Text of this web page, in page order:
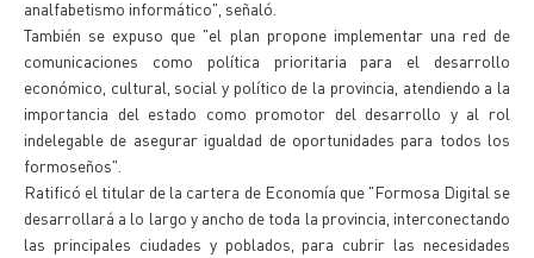
analfabetismo informático", señaló.
También se expuso que "el plan propone implementar una red de
comunicaciones como política prioritaria para el desarrollo
económico, cultural, social y político de la provincia, atendiendo a la
importancia del estado como promotor del desarrollo y al rol
indelegable de asegurar igualdad de oportunidades para todos los
formoseños".
Ratificó el titular de la cartera de Economía que "Formosa Digital se
desarrollará a lo largo y ancho de toda la provincia, interconectando
las principales ciudades y poblados, para cubrir las necesidades